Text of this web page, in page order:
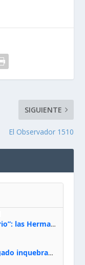
SIGUIENTE
El Observador 1510
“La Biblia, el Santísimo y el Rosario”: las Hermanas de Belén, evacuadas por el incendio de Huelva, España
De Connecticut a Chiclayo: El Legado inquebrantable de Monseñor Juan Tomis Stack